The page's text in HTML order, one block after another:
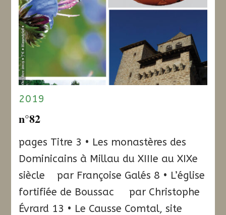
2019
n°82
pages Titre 3 • Les monastères des
Dominicains à Millau du XIIIe au XIXe
siècle par Françoise Galés 8 • L’église
fortifiée de Boussac par Christophe
Évrard 13 • Le Causse Comtal, site